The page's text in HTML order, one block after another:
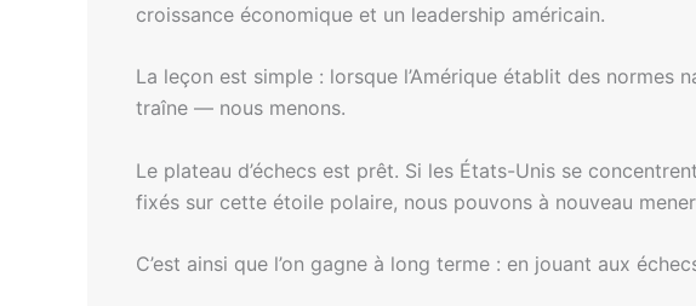
croissance économique et un leadership américain.
La leçon est simple : lorsque l’Amérique établit des
traîne — nous menons.
Le plateau d’échecs est prêt. Si les États-Unis se
fixés sur cette étoile polaire, nous pouvons à nouveau
C’est ainsi que l’on gagne à long terme : en jouant aux